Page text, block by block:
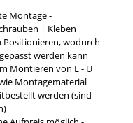
Montage -
| Kleben
Positionieren, wodurch
werden kann
Montieren von L - U
Montagematerial
werden (sind